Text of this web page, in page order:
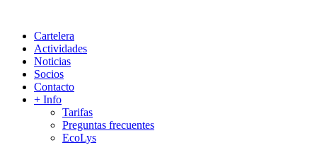
Cartelera
Actividades
Noticias
Socios
Contacto
+ Info
Tarifas
Preguntas frecuentes
EcoLys